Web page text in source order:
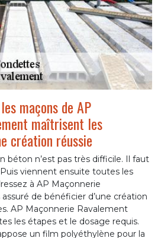
maçons de AP
maîtrisent les
création réussie
béton n’est pas très difficile. Il faut
Puis viennent ensuite toutes les
à AP Maçonnerie
de bénéficier d’une création
AP Maçonnerie Ravalement
les étapes et le dosage requis.
un film polyéthylène pour la